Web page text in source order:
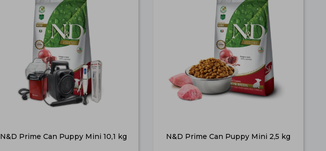
N&D Prime Can Puppy Mini 10,1 kg N&D Prime Can Puppy Mini 2,5 kg